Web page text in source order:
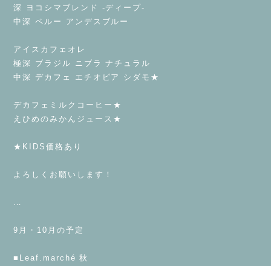
深 ヨコシマブレンド -ディープ-
中深 ペルー アンデスブルー
アイスカフェオレ
極深 ブラジル ニブラ ナチュラル
中深 デカフェ エチオピア シダモ★
デカフェミルクコーヒー★
えひめのみかんジュース★
★KIDS価格あり
よろしくお願いします！
9月・10月の予定
■Leaf.marché 秋